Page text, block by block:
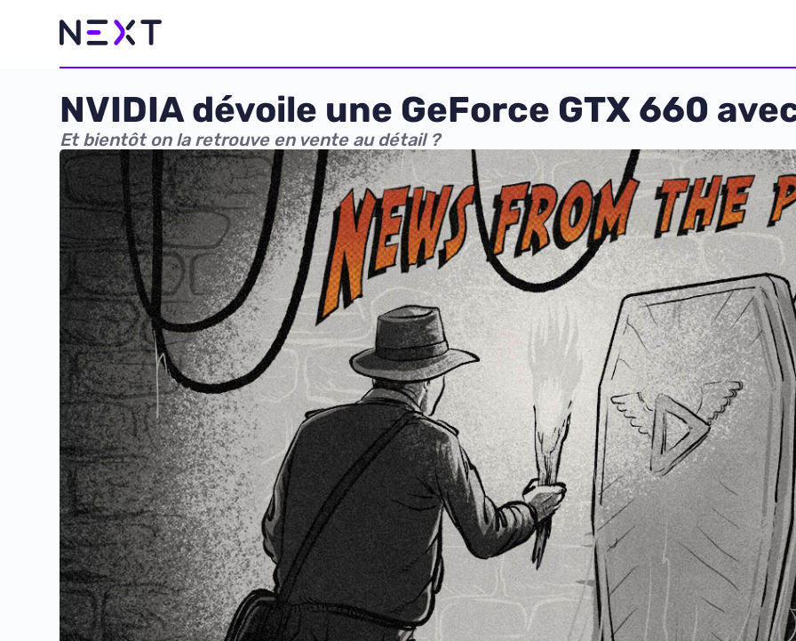
NVIDIA dévoile une GeForce GTX 660
Et bientôt on la retrouve en vente au détail ?